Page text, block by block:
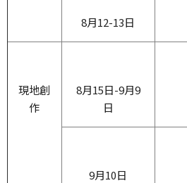
8月12-13日
現地創
作
8月15日-9月9
日
9月10日